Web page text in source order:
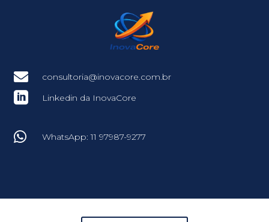
 consultoria@inovacore.com.br
 Linkedin da InovaCore
 WhatsApp: 11 97987-9277